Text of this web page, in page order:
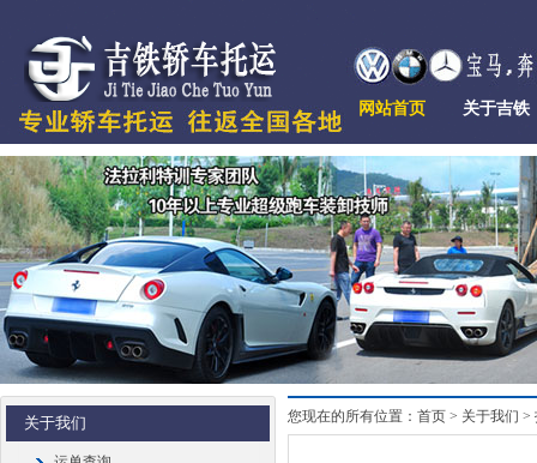
网站首页 关于吉铁
关于我们 您现在的所有位置：首页 > 关于我们 >